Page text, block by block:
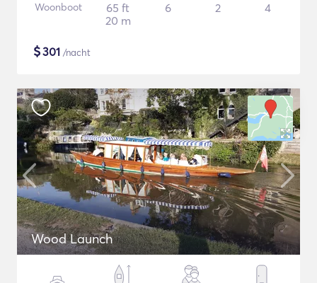
Woonboot
65 ft
20 m
6 2 4
$301 /nacht
Wood Launch